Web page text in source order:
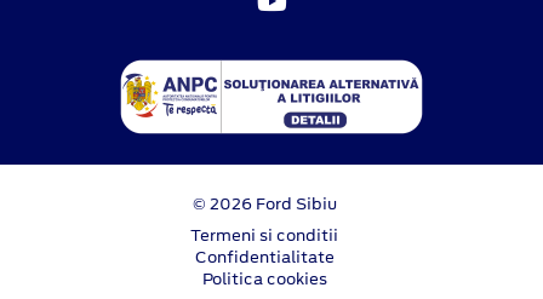
© 2026 Ford Sibiu
Termeni si conditii
Confidentialitate
Politica cookies